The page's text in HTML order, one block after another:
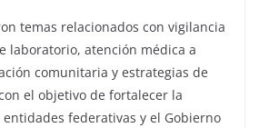
temas relacionados con vigilancia
laboratorio, atención médica a
comunitaria y estrategias de
el objetivo de fortalecer la
federativas y el Gobierno